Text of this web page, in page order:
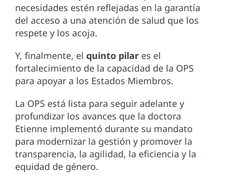
necesidades estén reflejadas en la garantía
del acceso a una atención de salud que los
respete y los acoja.
Y, finalmente, el quinto pilar es el
fortalecimiento de la capacidad de la OPS
para apoyar a los Estados Miembros.
La OPS está lista para seguir adelante y
profundizar los avances que la doctora
Etienne implementó durante su mandato
para modernizar la gestión y promover la
transparencia, la agilidad, la eficiencia y la
equidad de género.